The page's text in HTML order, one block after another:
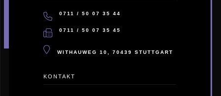
0711 / 50 07 35 44
0711 / 50 07 35 45
WITHAUWEG 10, 70439 STUTTGART
KONTAKT